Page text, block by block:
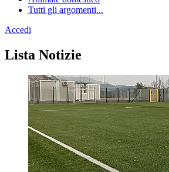
Tutti gli argomenti...
Accedi
Homepage
Lista Notizie